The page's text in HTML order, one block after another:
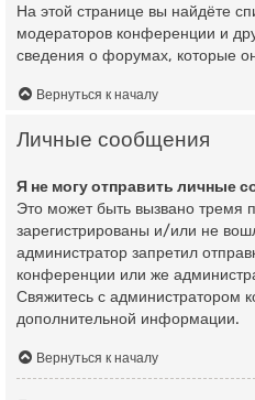
На этой странице вы найдёте
модераторов конференции и
сведения о форумах, которые
Вернуться к началу
Личные сообщения
Я не могу отправить личные
Это может быть вызвано тремя
зарегистрированы и/или не
администратор запретил
конференции или же
Свяжитесь с администратором
дополнительной информации.
Вернуться к началу